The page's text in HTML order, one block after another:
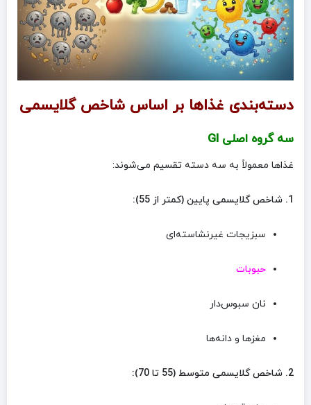
دسته‌بندی غذاها بر اساس شاخص گلایسمی
سه گروه اصلی GI
غذاها معمولاً به سه دسته تقسیم می‌شوند:
1. شاخص گلایسمی پایین (کمتر از 55):
سبزیجات غیرنشاسته‌ای
حبوبات
نان سبوس‌دار
مغزها و دانه‌ها
2. شاخص گلایسمی متوسط (55 تا 70):